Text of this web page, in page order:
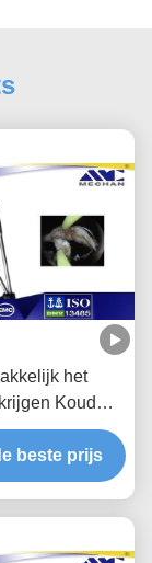
het
Koud
het
van de
voor
beste prijs